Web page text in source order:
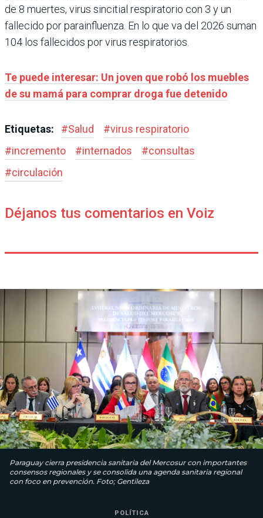
de 8 muertes, virus sincitial respiratorio con 3 y un
fallecido por parainfluenza. En lo que va del 2026 suman
104 los fallecidos por virus respiratorios.
Te puede interesar: Un joven que robó los muebles
de su mamá para comprar droga fue detenido
Etiquetas: #Salud #virus respiratorio
#incremento #internados #consultas
#circulación
Déjanos tus comentarios en Voiz
Paraguay cierra presidencia sanitaria del Mercosur con importantes
consensos regionales y se consolida una agenda sanitaria regional
con foco en prevención. Foto; Gentileza
POLÍTICA